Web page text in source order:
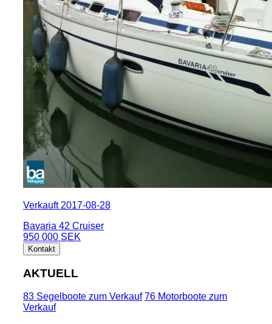
Verkauft 2017-08-28
Bavaria 42 Cruiser
950 000 SEK
Kontakt
AKTUELL
83 Segelboote zum Verkauf 76 Motorboote zum
Verkauf